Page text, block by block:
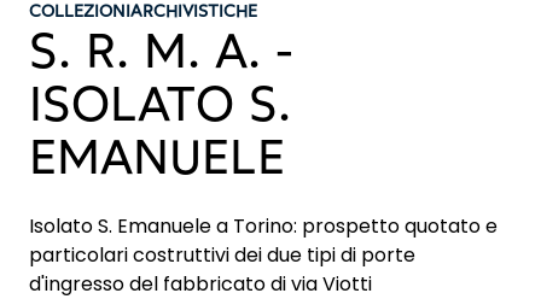
COLLEZIONIARCHIVISTICHE
S. R. M. A. -
ISOLATO S.
EMANUELE
Isolato S. Emanuele a Torino: prospetto quotato e
particolari costruttivi dei due tipi di porte
d'ingresso del fabbricato di via Viotti